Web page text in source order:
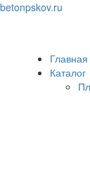
betonpskov.ru
Главная
Каталог